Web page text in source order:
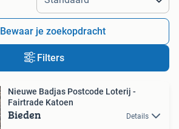
Bewaar je zoekopdracht
Filters
Nieuwe Badjas Postcode Loterij -
Fairtrade Katoen
Bieden Details